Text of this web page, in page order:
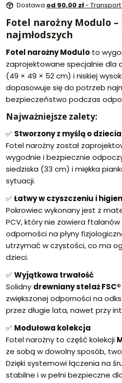
Dostawa od 90,00 zł-
Fotel narożny Modulo
najmłodszych
Fotel narożny Modulo to
zaprojektowane specjalnie dla
(49 × 49 × 52 cm) i niskiej
dopasowuje się do potrzeb
bezpieczeństwo podczas
Najważniejsze zalety:
✅ Stworzony z myślą o
Fotel narożny został
wygodnie i bezpiecznie
siedziska (33 cm) i miękka
sytuacji.
✅Łatwy w czyszczeniu i
Pokrowiec wykonany jest z
PCV, który nie zawiera ftalanów
odporności na płyny
utrzymać w czystości, co ma
dzieci.
✅Wyjątkowa trwałość
Solidny drewniany stelaż FSC®
zwiększonej odporności na
przez długie lata, nawet przy
✅ Modułowa kolekcja
Fotel narożny to część kolekcji
ze sobą w dowolny sposób,
Dzięki systemowi łączenia na
stabilne i w pełni bezpieczne